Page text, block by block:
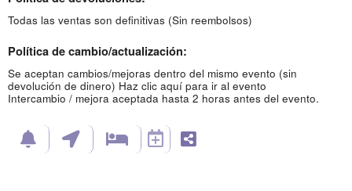
Todas las ventas son definitivas (Sin reembolsos)
Política de cambio/actualización:
Se aceptan cambios/mejoras dentro del mismo evento (sin
devolución de dinero) Haz clic aquí para ir al evento
Intercambio / mejora aceptada hasta 2 horas antes del evento.